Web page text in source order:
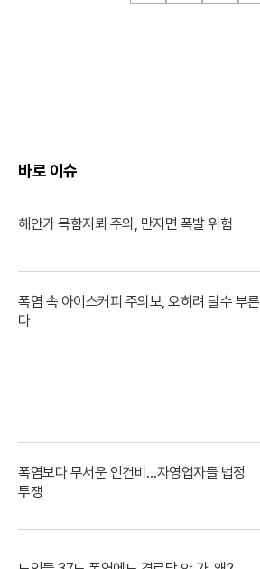
카
페
트
U
바로 이슈
해안가 목함지뢰 주의, 만지면 폭발 위험
폭염 속 아이스커피 주의보, 오히려 탈수 부른
다
폭염보다 무서운 인건비…자영업자들 법정
투쟁